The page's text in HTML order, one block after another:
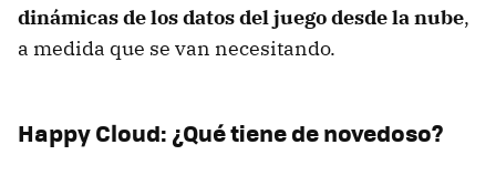
dinámicas de los datos del juego desde la nube,
a medida que se van necesitando.
Happy Cloud: ¿Qué tiene de novedoso?